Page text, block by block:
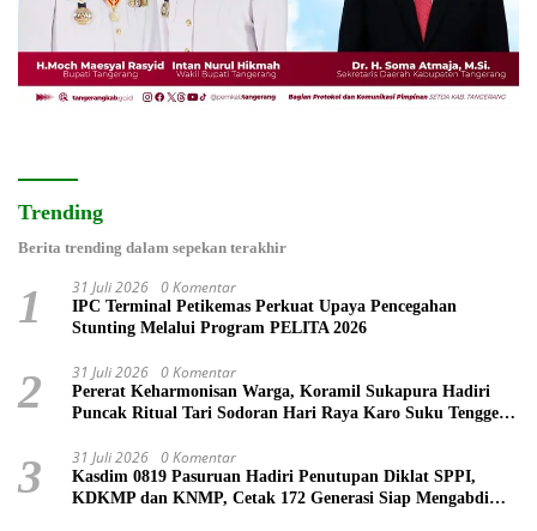
Trending
Berita trending dalam sepekan terakhir
1 31 Juli 2026 0 Komentar
IPC Terminal Petikemas Perkuat Upaya Pencegahan
Stunting Melalui Program PELITA 2026
2 31 Juli 2026 0 Komentar
Pererat Keharmonisan Warga, Koramil Sukapura Hadiri
Puncak Ritual Tari Sodoran Hari Raya Karo Suku Tengger
3 31 Juli 2026 0 Komentar
Kasdim 0819 Pasuruan Hadiri Penutupan Diklat SPPI,
KDKMP dan KNMP, Cetak 172 Generasi Siap Mengabdi